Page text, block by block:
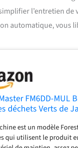
l’entretien
automatique, vous
FM6DD-MUL
déchets Verts de
est un modèle
qui utilisent le produit